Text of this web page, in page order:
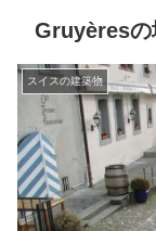
Gruyèresの
スイスの建築物